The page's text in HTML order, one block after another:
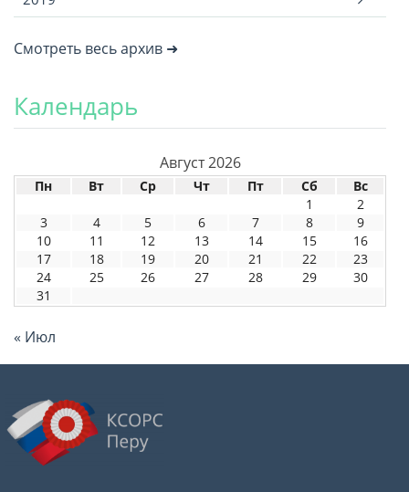
Смотреть весь архив ➜
Календарь
Август 2026
Пн Вт Ср Чт Пт Сб
Вс
1
2
3
4 5 6 7 8
9
10
11 12 13 14 15
16
17
18 19 20 21 22
23
24
25 26 27 28 29
30
31
« Июл